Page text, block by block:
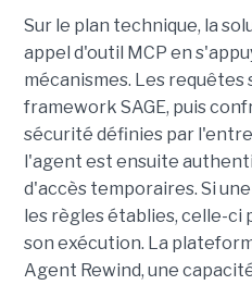
Sur le plan technique, la
appel d'outil MCP en
mécanismes. Les requêtes
framework SAGE, puis
sécurité définies par
l'agent est ensuite
d'accès temporaires. Si
les règles établies, celle-ci
son exécution. La
Agent Rewind, une